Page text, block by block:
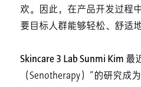
欢。因此，在产品开发过程
要目标人群能够轻松、舒适
Skincare 3 Lab Sunmi Kim 最
（Senotherapy）”的研究成